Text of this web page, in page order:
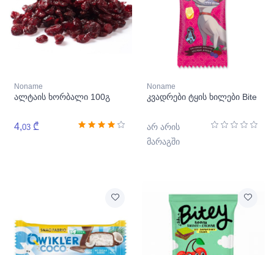
Noname
ალტაის ხორბალი 100გ
4,03 ₾
Noname
კვადრები ტყის ხილები Bite
არ არის
მარაგში